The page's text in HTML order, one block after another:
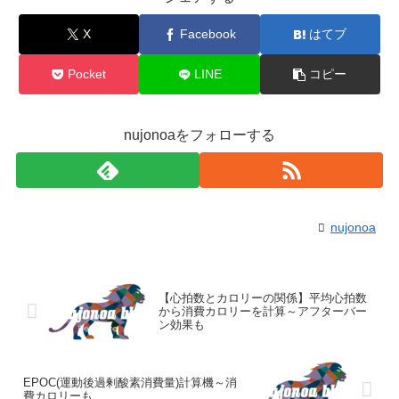
X Facebook はてブ
Pocket LINE コピー
nujonoaをフォローする
nujonoa
【心拍数とカロリーの関係】平均心拍数
から消費カロリーを計算～アフターバー
ン効果も
EPOC(運動後過剰酸素消費量)計算機～消
費カロリーも